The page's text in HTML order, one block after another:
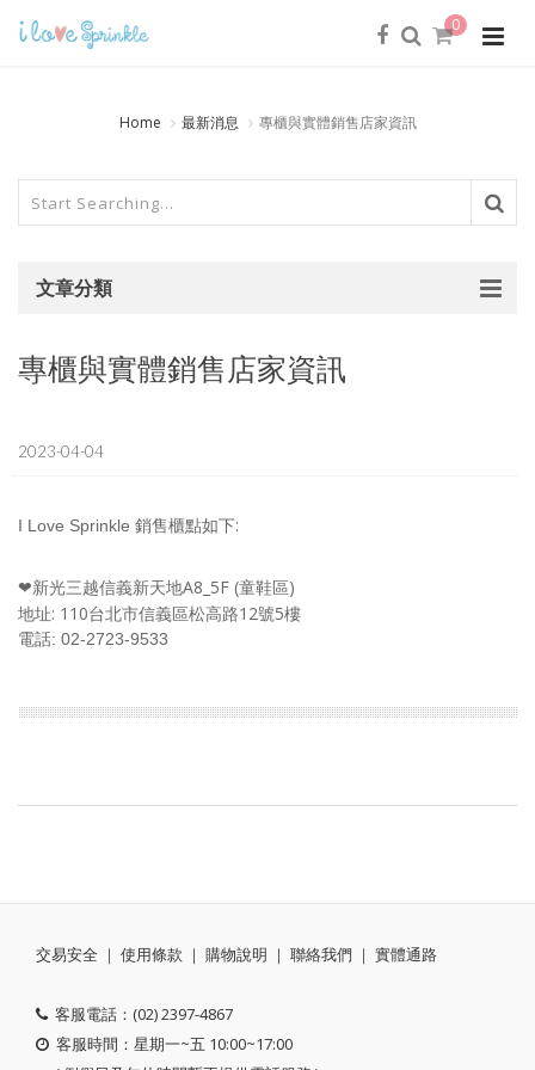
0
Home 最新消息 專櫃與實體銷售店家資訊
文章分類
專櫃與實體銷售店家資訊
2023-04-04
I Love Sprinkle 銷售櫃點如下:
❤新光三越信義新天地A8_5F (童鞋區)
地址: 110台北市信義區松高路12號5樓
電話: 02-2723-9533
交易安全 ｜ 使用條款 ｜ 購物說明 ｜ 聯絡我們 ｜ 實體通路
客服電話：(02) 2397-4867
客服時間：星期一~五 10:00~17:00